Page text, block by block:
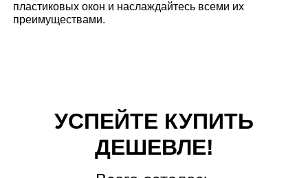
пластиковых окон и наслаждайтесь всеми их
преимуществами.
УСПЕЙТЕ КУПИТЬ
ДЕШЕВЛЕ!